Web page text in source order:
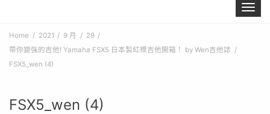
Toggle
Home 2021 9 月
29
帶你變強的吉他! Yamaha FSX5 日本製紅標吉他開箱！ by Wen吉他誌
FSX5_wen (4)
FSX5_wen (4)